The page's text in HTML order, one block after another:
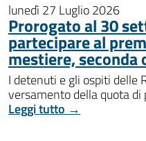
lunedì 27 Luglio 2026
Prorogato al 30
partecipare al
mestiere,
I detenuti e gli ospiti delle
versamento della quota di
Leggi tutto →